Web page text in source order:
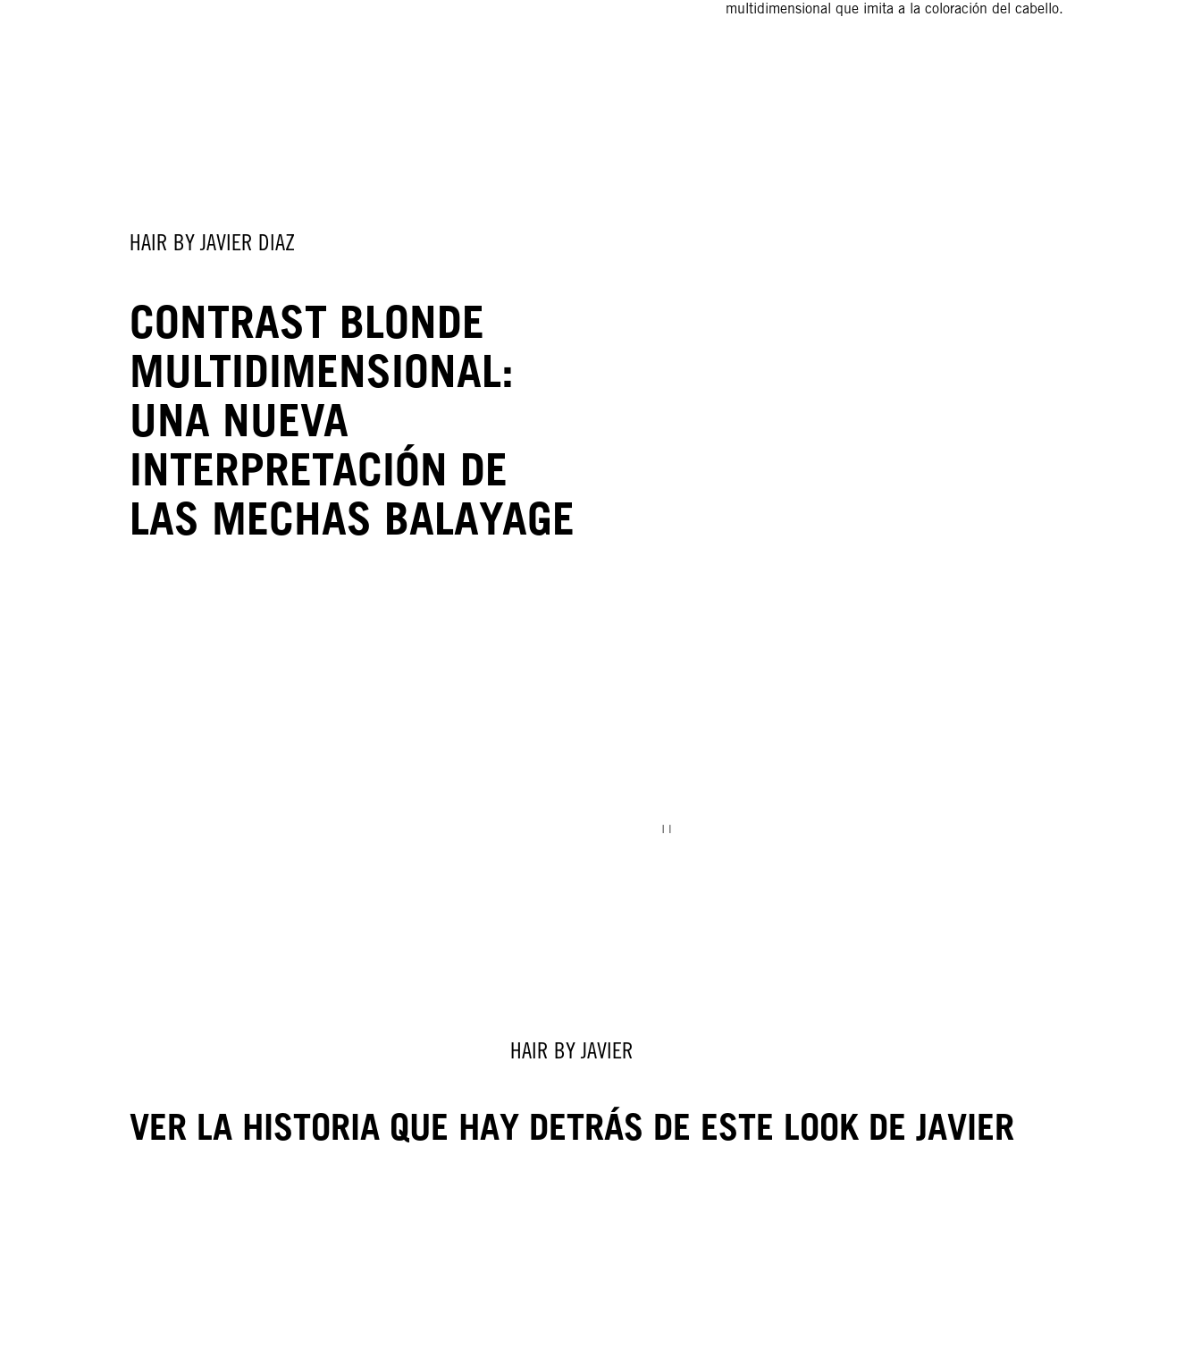
multidimensional que imita a la coloración del cabello.
HAIR BY JAVIER DIAZ
CONTRAST BLONDE
MULTIDIMENSIONAL:
UNA NUEVA
INTERPRETACIÓN DE
LAS MECHAS BALAYAGE
HAIR BY JAVIER
VER LA HISTORIA QUE HAY DETRÁS DE ESTE LOOK DE JAVIER